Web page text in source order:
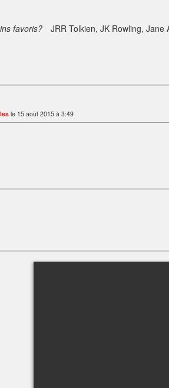
favoris? JRR Tolkien, JK Rowling, Jane
le 15 août 2015 à 3:49